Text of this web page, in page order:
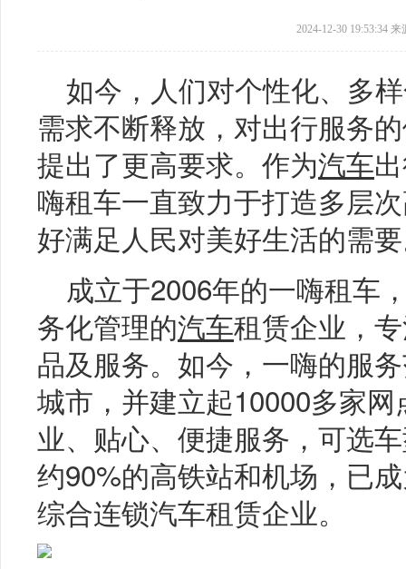
2024-12-30 19:53:34 来
如今，人们对个性化、多
需求不断释放，对出行服务
提出了更高要求。作为汽车
嗨租车一直致力于打造多层
好满足人民对美好生活的需
成立于2006年的一嗨租车
务化管理的汽车租赁企业，
品及服务。如今，一嗨的服
城市，并建立起10000多家
业、贴心、便捷服务，可选
约90%的高铁站和机场，已
综合连锁汽车租赁企业。